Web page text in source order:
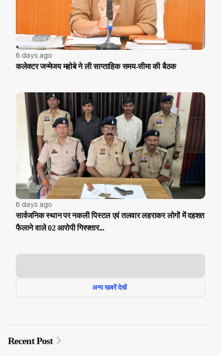
6 days ago
कलेक्टर जन्मेजय महोबे ने ली साप्ताहिक समय-सीमा की बैठक
6 days ago
सार्वजनिक स्थान पर नकली पिस्टल एवं तलवार लहराकर लोगों में दहशत
फैलाने वाले 02 आरोपी गिरफ्तार...
अन्य खबरें देखें
Recent Post